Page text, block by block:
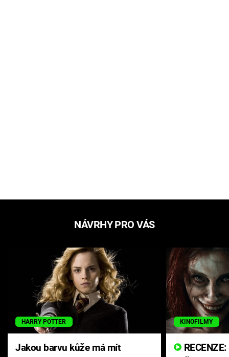
NÁVRHY PRO VÁS
HARRY POTTER
Jakou barvu kůže má mít
KINOFILMY